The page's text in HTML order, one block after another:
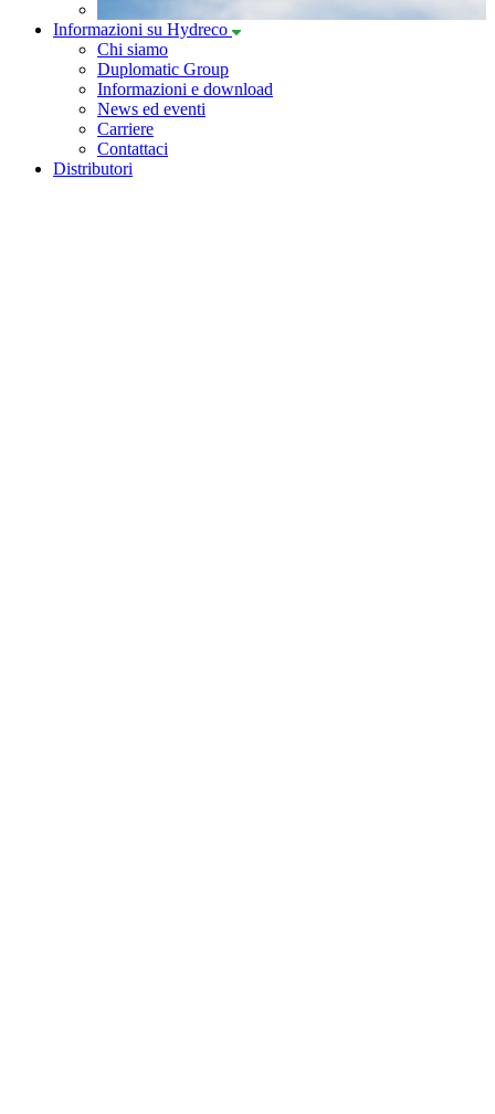
Informazioni su Hydreco
Chi siamo
Duplomatic Group
Informazioni e download
News ed eventi
Carriere
Contattaci
Distributori